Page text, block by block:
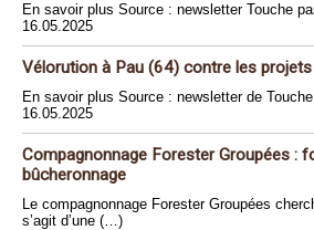
En savoir plus Source : newsletter Touche
16.05.2025
Vélorution à Pau (64) contre les
En savoir plus Source : newsletter de
16.05.2025
Compagnonnage Forester Groupées :
bûcheronnage
Le compagnonnage Forester Groupées
s’agit d’une (…)